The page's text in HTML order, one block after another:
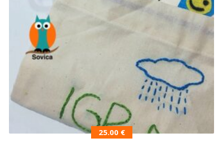
25.00 €